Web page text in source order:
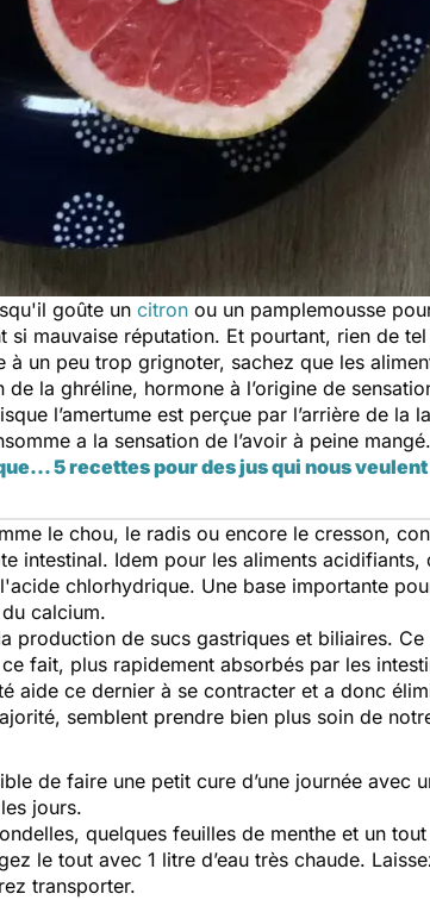
goûte un citron ou un pamplemousse
si mauvaise réputation. Et pourtant, rien
un peu trop grignoter, sachez que les
la ghréline, hormone à l’origine de
l’amertume est perçue par l’arrière de la
a la sensation de l’avoir à peine
5 recettes pour des jus qui nous
le chou, le radis ou encore le cresson,
intestinal. Idem pour les aliments
chlorhydrique. Une base importante
calcium.
production de sucs gastriques et biliaires.
ce fait, plus rapidement absorbés par les
aide ce dernier à se contracter et a donc
semblent prendre bien plus soin de
de faire une petit cure d’une journée avec
jours.
quelques feuilles de menthe et un
le tout avec 1 litre d’eau très chaude.
transporter.